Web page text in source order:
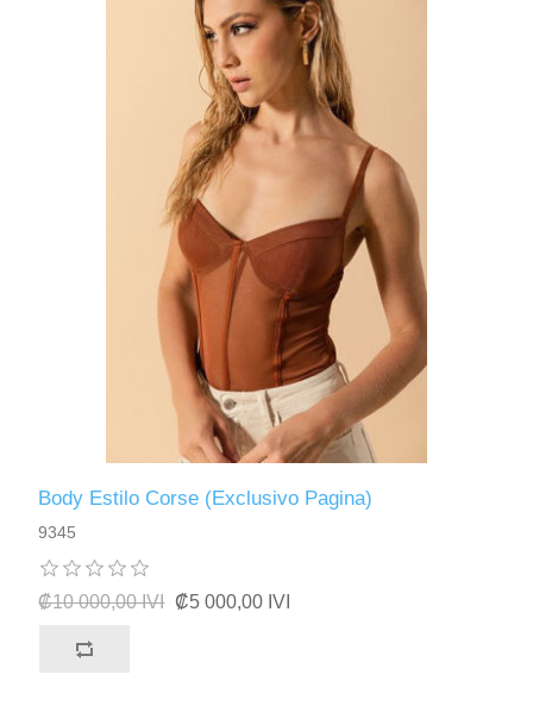
Body Estilo Corse (Exclusivo Pagina)
9345
₡10 000,00 IVI ₡5 000,00 IVI